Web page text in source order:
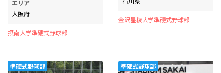
エリア
大阪府
摂南大学準硬式野球部
金沢星稜大学準硬式野球部
準硬式野球部 準硬式野球部